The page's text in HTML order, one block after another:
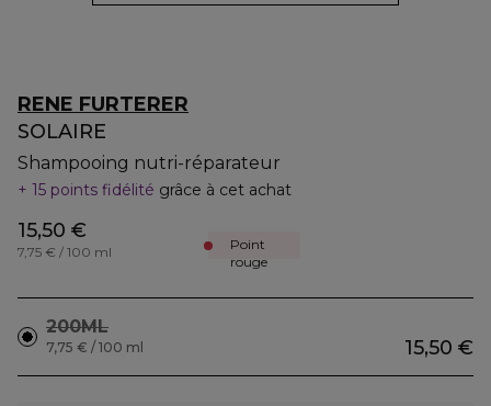
RENE FURTERER
SOLAIRE
Shampooing nutri-réparateur
15 points fidélité grâce à cet achat
15,50 €
7,75 € / 100 ml
Point
rouge
200ML
15,50 €
7,75 € / 100 ml